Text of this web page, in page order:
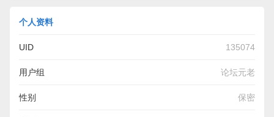
个人资料
UID 135074
用户组 论坛元老
性别 保密